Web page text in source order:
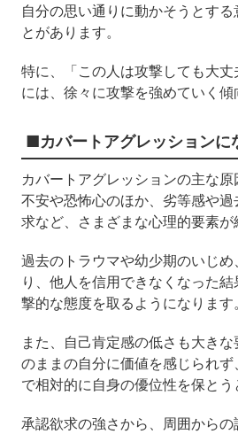
自分の思い通りに動かそうとす
とがあります。
特に、「この人は攻撃しても大
には、徐々に攻撃を強めていく傾
■カバートアグレッションに
カバートアグレッションの主な
不安や恐怖心のほか、劣等感や
求など、さまざまな心理的要素が
過去のトラウマや幼少期のいじ
り、他人を信用できなくなった
撃的な態度を取るようになります。
また、自己肯定感の低さも大き
のままの自分に価値を感じられ
で相対的に自身の優位性を保とう
承認欲求の強さから、周囲から